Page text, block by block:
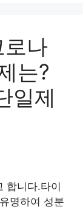
로나
는?
일제
합니다.타이
명하여 성분